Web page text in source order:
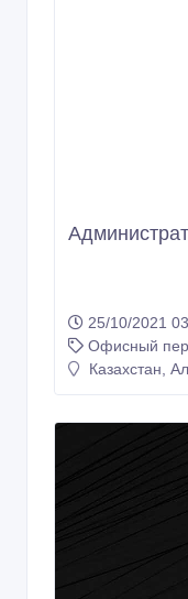
25/10/2021
Офисный
Казахстан,